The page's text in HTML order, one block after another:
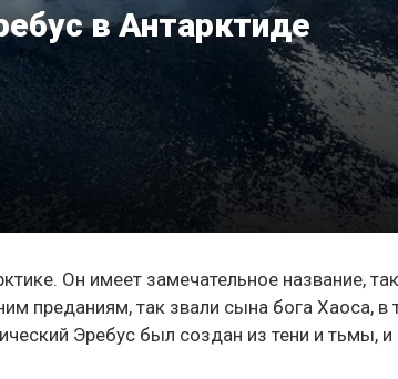
в Антарктиде
Он имеет замечательное название,
преданиям, так звали сына бога Хаоса, в
Эребус был создан из тени и тьмы,